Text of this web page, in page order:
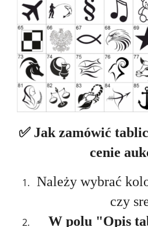
✅ Jak zamówić
cenie
Należy wybrać
czy
W polu "Opis